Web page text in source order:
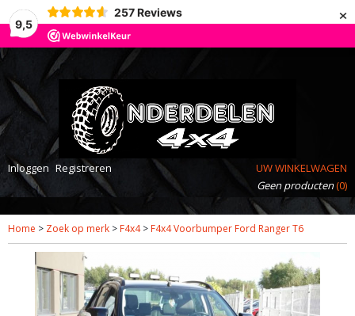
9,5
257 Reviews ×
Inloggen Registreren
UW WINKELWAGEN
Geen producten(0)
Home > Zoek op merk > F4x4> F4x4 Voorbumper Ford Ranger T6